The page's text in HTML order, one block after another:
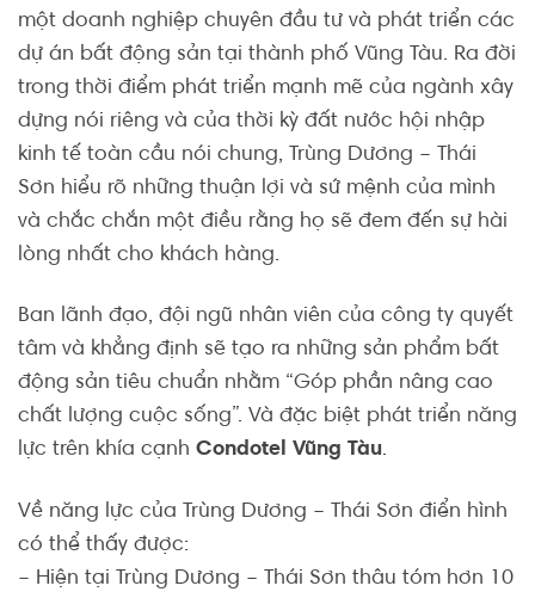
một doanh nghiệp chuyên đầu tư và phát triển các
dự án bất động sản tại thành phố Vũng Tàu. Ra đời
trong thời điểm phát triển mạnh mẽ của ngành xây
dựng nói riêng và của thời kỳ đất nước hội nhập
kinh tế toàn cầu nói chung, Trùng Dương – Thái
Sơn hiểu rõ những thuận lợi và sứ mệnh của mình
và chắc chắn một điều rằng họ sẽ đem đến sự hài
lòng nhất cho khách hàng.
Ban lãnh đạo, đội ngũ nhân viên của công ty quyết
tâm và khẳng định sẽ tạo ra những sản phẩm bất
động sản tiêu chuẩn nhằm “Góp phần nâng cao
chất lượng cuộc sống”. Và đặc biệt phát triển năng
lực trên khía cạnh Condotel Vũng Tàu.
Về năng lực của Trùng Dương – Thái Sơn điển hình
có thể thấy được:
– Hiện tại Trùng Dương – Thái Sơn thâu tóm hơn 10